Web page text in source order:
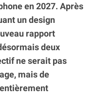
en 2027. Après
un design
rapport
deux
ne serait pas
mais de